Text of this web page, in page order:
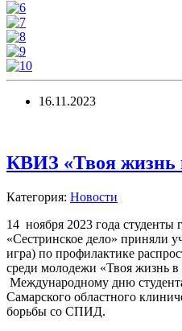
16.11.2023
КВИЗ «Твоя жизнь
Категория: Новости
14 ноября 2023 года студенты
«Сестринское дело» приняли
игра) по профилактике
среди молодежи «Твоя жизнь
Международному дню
Самарского областного
борьбы со СПИД.